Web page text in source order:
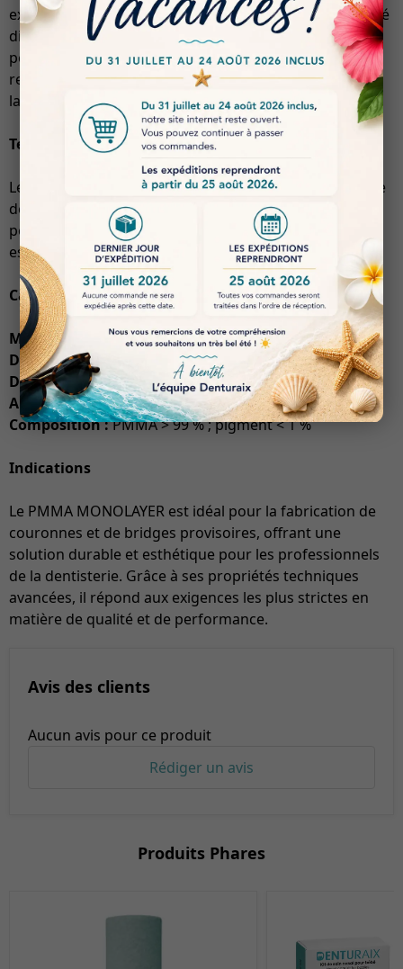
excellent comportement au fraisage, sa grande stabilité
dimensionnelle et ses remarquables propriétés de
polissage, ce qui en fait un choix privilégié pour les
restaurations provisoires et les attelles fabriquées en
laboratoire.
Teintes et Variantes
Le PMMA MONOLAYER est disponible dans une gamme
de teintes VITA, incluant A2, A3, A3.5, A4, B3, C3 et D3,
permettant une personnalisation adaptée aux besoins
esthétiques des patients.
Caractéristiques Techniques
Module d’élasticité :100 MPa
Densité :1,35 à 1,45 g/cm³
Dureté :85 à 90 (dureté Shore)
Absorption d’eau :< 0,04 %
Composition :PMMA > 99 % ; pigment < 1 %
Indications
Le PMMA MONOLAYER est idéal pour la fabrication de
couronnes et de bridges provisoires, offrant une
solution durable et esthétique pour les professionnels
de la dentisterie. Grâce à ses propriétés techniques
avancées, il répond aux exigences les plus strictes en
matière de qualité et de performance.
Avis des clients
Aucun avis pour ce produit
Rédiger un avis
Produits Phares